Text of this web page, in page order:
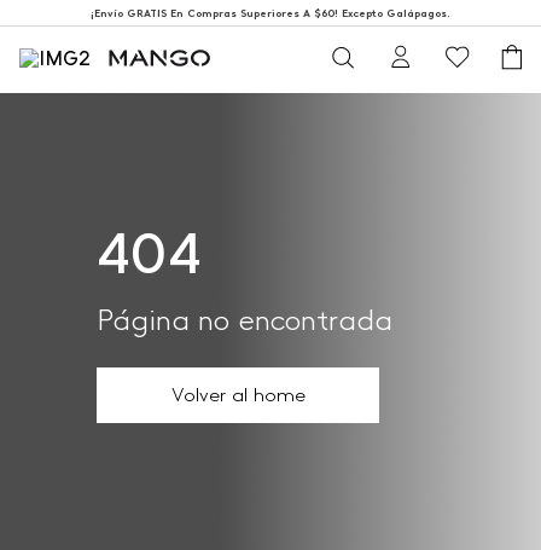
¡Envío GRATIS En Compras Superiores A $60! Excepto Galápagos.
404
Página no encontrada
Volver al home